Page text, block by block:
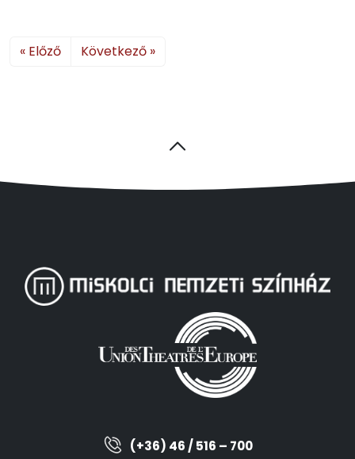
« Előző Következő »
(+36) 46 / 516 – 700